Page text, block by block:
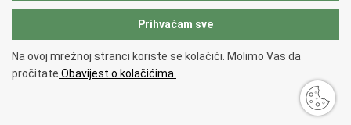
Copyright © 2026 Ravnateljstvo civilne zaštite.
pristupačnosti.
Prihvaćam sve
Na ovoj mrežnoj stranci koriste se kolačići. Molimo Vas da
pročitate Obavijest o kolačićima.